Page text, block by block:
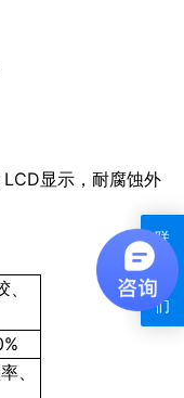
显示，耐腐蚀外
、
联
我
们